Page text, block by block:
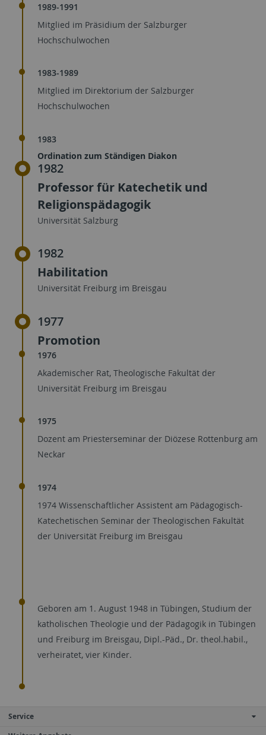
1989-1991
Mitglied im Präsidium der Salzburger
Hochschulwochen
1983-1989
Mitglied im Direktorium der Salzburger
Hochschulwochen
1983
Ordination zum Ständigen Diakon
1982
Professor für Katechetik und
Religionspädagogik
Universität Salzburg
1982
Habilitation
Universität Freiburg im Breisgau
1977
Promotion
1976
Akademischer Rat, Theologische Fakultät der
Universität Freiburg im Breisgau
1975
Dozent am Priesterseminar der Diözese Rottenburg am
Neckar
1974
1974 Wissenschaftlicher Assistent am Pädagogisch-
Katechetischen Seminar der Theologischen Fakultät
der Universität Freiburg im Breisgau
Geboren am 1. August 1948 in Tübingen, Studium der
katholischen Theologie und der Pädagogik in Tübingen
und Freiburg im Breisgau, Dipl.-Päd., Dr. theol.habil.,
verheiratet, vier Kinder.
Service